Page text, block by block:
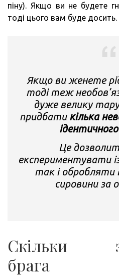
піну). Якщо ви не будете
тоді цього вам буде досить.
Якщо ви женете
тоді теж
дуже велику
придбати кілька
Це
експериментувати
так і обробляти
сировини за
Скільки
брага